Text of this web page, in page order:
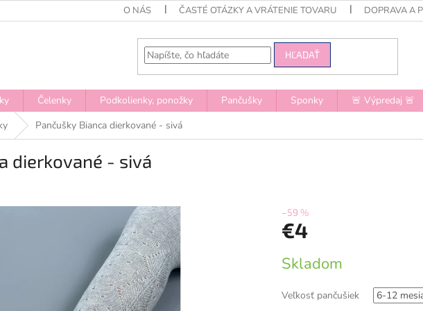
O NÁS ČASTÉ OTÁZKY A VRÁTENIE TOVARU DOPRAVA A
HĽADAŤ
Čelenky Podkolienky, ponožky Pančušky Sponky 🚨 Výpredaj 🚨
Pančušky Bianca dierkované - sivá
dierkované - sivá
–59 %
€4
cena:
Skladom
Veľkosť pančušiek